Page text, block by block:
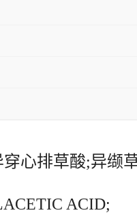
心排草酸;异缬
ACID;